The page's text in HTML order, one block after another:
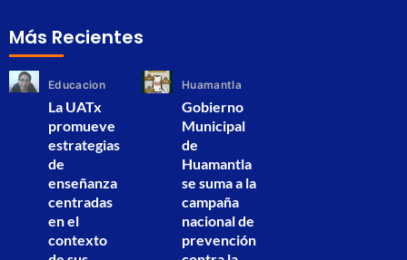
Más Recientes
Educacion
La UATx
promueve
estrategias
de
enseñanza
centradas
en el
contexto
Huamantla
Gobierno
Municipal
de
Huamantla
se suma a la
campaña
nacional de
prevención